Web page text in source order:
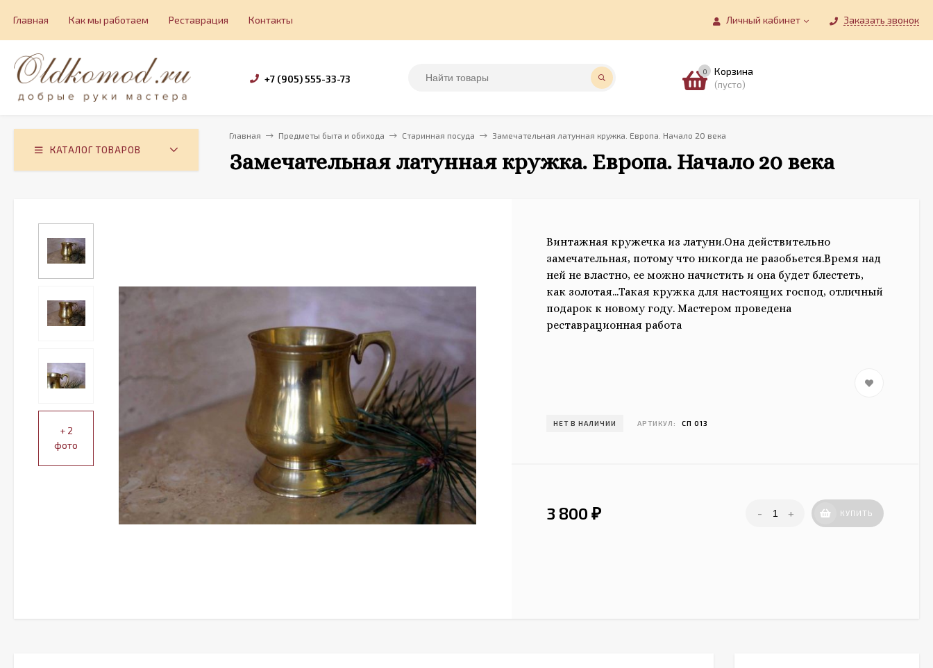
Личный кабинет Заказать звонок
Главная Как мы работаем Реставрация Контакты
+7 (905) 555-33-73
0 Корзина
(пусто)
КАТАЛОГ ТОВАРОВ
Главная Предметы быта и обихода Старинная посуда Замечательная латунная кружка. Европа. Начало 20 века
Замечательная латунная кружка. Европа. Начало 20 века
+ 2
фото
Винтажная кружечка из латуни.Она действительно
замечательная, потому что никогда не разобьется.Время над
ней не властно, ее можно начистить и она будет блестеть,
как золотая...Такая кружка для настоящих господ, отличный
подарок к новому году. Мастером проведена
реставрационная работа
НЕТ В НАЛИЧИИ АРТИКУЛ: СП 013
3 800₽ - + КУПИТЬ